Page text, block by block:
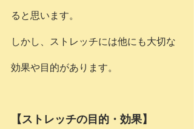
ると思います。
しかし、ストレッチには他にも大切な
効果や目的があります。
【ストレッチの目的・効果】